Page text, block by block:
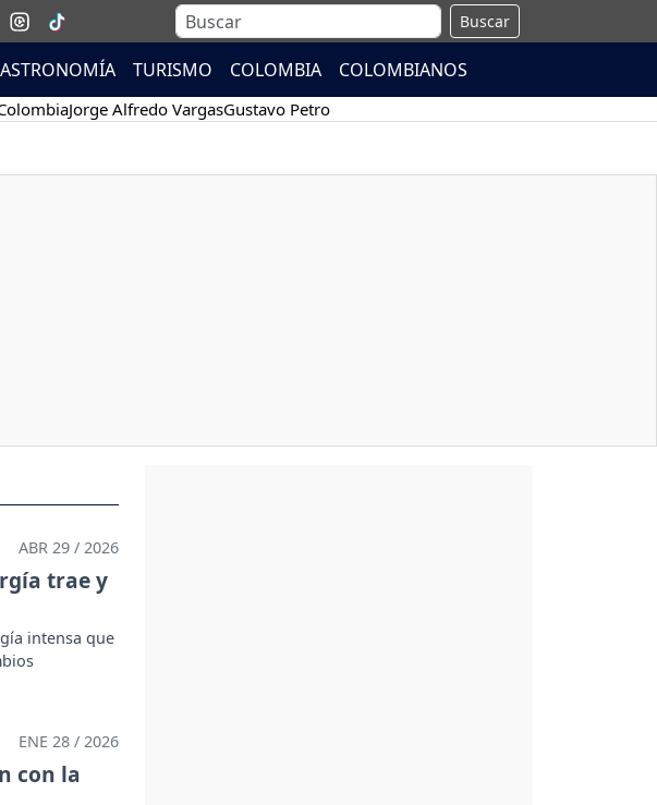
Buscar
TURISMO COLOMBIA COLOMBIANOS
Jorge Alfredo VargasGustavo Petro
ABR 29 / 2026
trae y
intensa que
ENE 28 / 2026
con la